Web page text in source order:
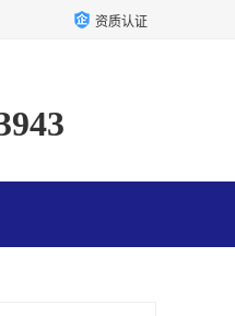
资质认证